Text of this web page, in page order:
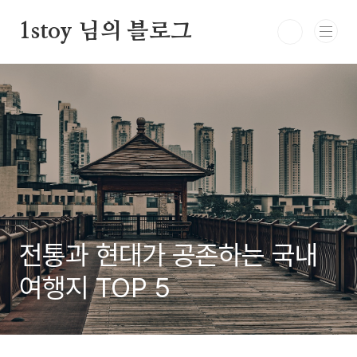
1stoy 님의 블로그
전통과 현대가 공존하는 국내
여행지 TOP 5